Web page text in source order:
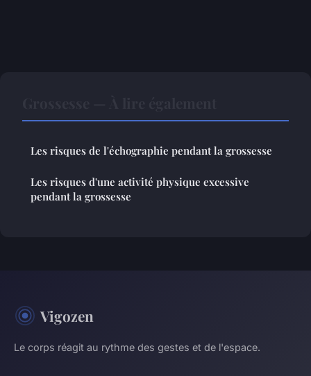
Les risques de l'échographie pendant la grossesse
Les risques d'une activité physique excessive
pendant la grossesse
Vigozen
Le corps réagit au rythme des gestes et de l'espace.